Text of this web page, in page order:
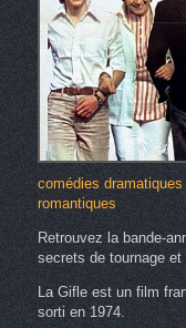
comédies dramatiques
romantiques
Retrouvez la bande-
secrets de tournage et
La Gifle est un film
sorti en 1974.